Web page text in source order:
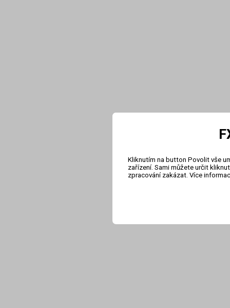
Kliknutím na button Povolit vše
zařízení. Sami můžete určit
zpracování zakázat. Více